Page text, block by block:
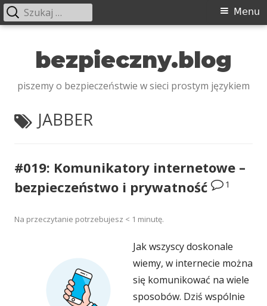
bezpieczny.blog
piszemy o bezpieczeństwie w sieci prostym językiem
Menu
Menu
Szukaj:
TAGI:
JABBER
#019: Komunikatory internetowe –
bezpieczeństwo i prywatność
1
Na przeczytanie potrzebujesz < 1 minutę.
Jak wszyscy doskonale
wiemy, w internecie można
się komunikować na wiele
sposobów. Dziś wspólnie